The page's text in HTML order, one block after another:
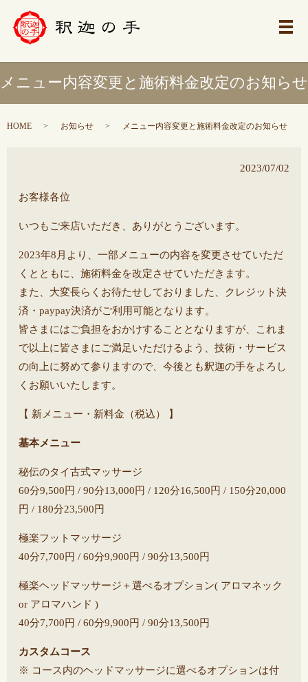
メ
メニュー内容変更と施術料金改定のお知らせ
HOME お知らせ メニュー内容変更と施術料金改定のお知らせ
2023/07/02
お客様各位
いつもご来店いただき、ありがとうございます。
2023年8月より、一部メニューの内容を変更させていただ
くとともに、施術料金を改定させていただきます。
また、大変長らくお待たせしておりました、クレジット決
済・paypay決済がご利用可能となります。
皆さまにはご負担をおかけすることとなりますが、これま
で以上に皆さまにご満足いただけるよう、技術・サービス
の向上に努めて参りますので、今後とも釈迦の手をよろし
くお願いいたします。
【 新メニュー・新料金（税込） 】
基本メニュー
秘伝のタイ古式マッサージ
60分9,500円 / 90分13,000円 / 120分16,500円 / 150分20,000
円 / 180分23,500円
極楽フットマッサージ
40分7,700円 / 60分9,900円 / 90分13,500円
極楽ヘッドマッサージ＋選べるオプション( アロマネック
or アロマハンド )
40分7,700円 / 60分9,900円 / 90分13,500円
カスタムコース
※ コース内のヘッドマッサージに選べるオプションは付